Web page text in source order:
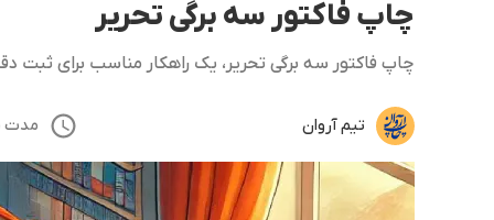
چاپ فاکتور سه برگی تحریر
چاپ فاکتور سه برگی تحریر، یک راهکار مناسب برای
تیم آروان مدت